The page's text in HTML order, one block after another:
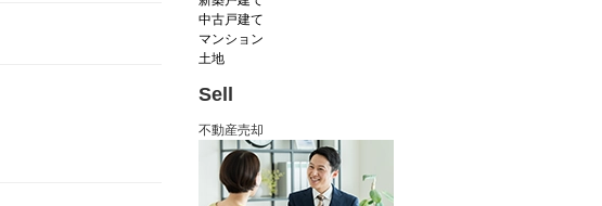
中古戸建て
マンション
土地
Sell
不動産売却